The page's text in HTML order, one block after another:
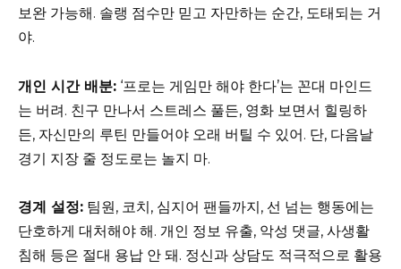
보완 가능해. 솔랭 점수만 믿고 자만하는 순간, 도태되는 거
야.
개인 시간 배분: ‘프로는 게임만 해야 한다’는 꼰대 마인드
는 버려. 친구 만나서 스트레스 풀든, 영화 보면서 힐링하
든, 자신만의 루틴 만들어야 오래 버틸 수 있어. 단, 다음날
경기 지장 줄 정도로는 놀지 마.
경계 설정: 팀원, 코치, 심지어 팬들까지, 선 넘는 행동에는
단호하게 대처해야 해. 개인 정보 유출, 악성 댓글, 사생활
침해 등은 절대 용납 안 돼. 정신과 상담도 적극적으로 활용